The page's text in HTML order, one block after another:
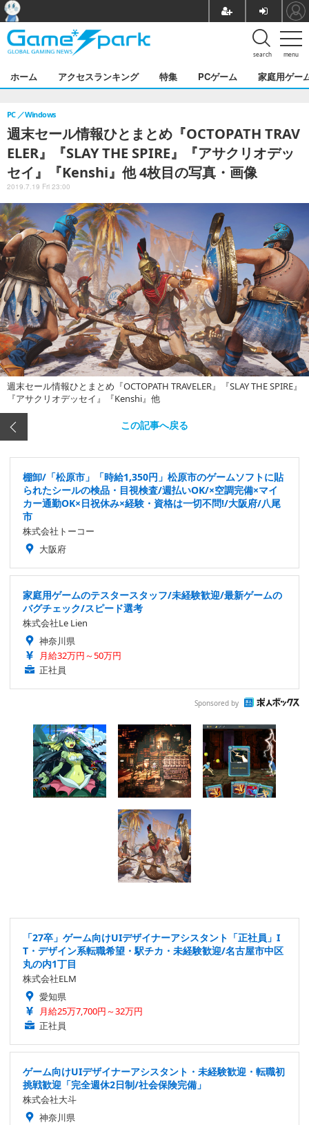
menu
search
ホーム アクセスランキング 特集 PCゲーム 家庭用ゲー
週末セール情報ひとまとめ『OCTOPATH TRAV
ELER』『SLAY THE SPIRE』『アサクリオデッ
セイ』『Kenshi』他 4枚目の写真・画像
PC Windows
2019.7.19 Fri 23:00
週末セール情報ひとまとめ『OCTOPATH TRAVELER』『SLAY THE SPIRE』
『アサクリオデッセイ』『Kenshi』他
この記事へ戻る
棚卸/「松原市」「時給1,350円」松原市のゲームソフトに貼
られたシールの検品・目視検査/週払いOK/×空調完備×マイ
カー通勤OK×日祝休み×経験・資格は一切不問!/大阪府/八尾
市
株式会社トーコー
大阪府
家庭用ゲームのテスタースタッフ/未経験歓迎/最新ゲームの
バグチェック/スピード選考
株式会社Le Lien
神奈川県
月給32万円～50万円
正社員
Sponsored by
「27卒」ゲーム向けUIデザイナーアシスタント「正社員」I
T・デザイン系転職希望・駅チカ・未経験歓迎/名古屋市中区
丸の内1丁目
株式会社ELM
愛知県
月給25万7,700円～32万円
正社員
ゲーム向けUIデザイナーアシスタント・未経験歓迎・転職初
挑戦歓迎「完全週休2日制/社会保険完備」
株式会社大斗
神奈川県